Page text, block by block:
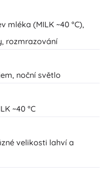
mléka (MILK ~40 °C),
rozmrazování
noční světlo
~40 °C
velikosti lahví a